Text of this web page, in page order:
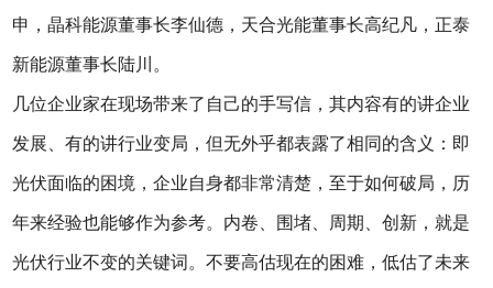
申，晶科能源董事长李仙德，天合光能董事长高纪凡，正泰
新能源董事长陆川。
几位企业家在现场带来了自己的手写信，其内容有的讲企业
发展、有的讲行业变局，但无外乎都表露了相同的含义：即
光伏面临的困境，企业自身都非常清楚，至于如何破局，历
年来经验也能够作为参考。内卷、围堵、周期、创新，就是
光伏行业不变的关键词。不要高估现在的困难，低估了未来